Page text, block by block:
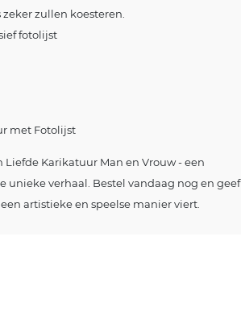
zullen koesteren.
fotolijst
met Fotolijst
Karikatuur Man en Vrouw - een
verhaal. Bestel vandaag nog en geef
artistieke en speelse manier viert.